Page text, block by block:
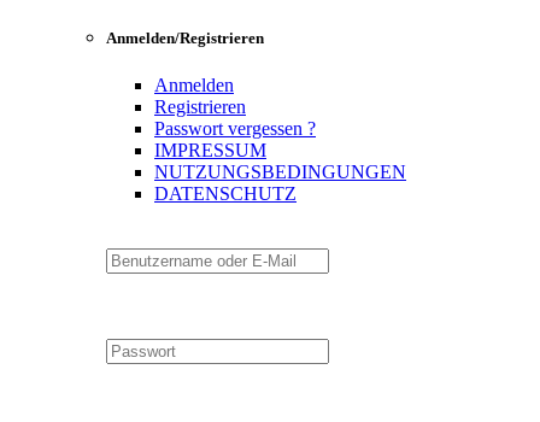
Anmelden/Registrieren
Anmelden
Registrieren
Passwort vergessen ?
IMPRESSUM
NUTZUNGSBEDINGUNGEN
DATENSCHUTZ